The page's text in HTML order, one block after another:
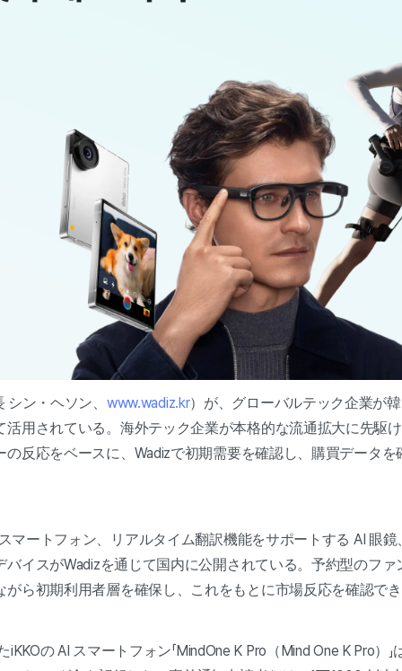
ン・ヘソン、 www.wadiz.kr）が、グローバルテック企業が
活用されている。海外テック企業が本格的な流通拡大に先駆
の反応をベースに、Wadizで初期需要を確認し、購買データ
マートフォン、リアルタイム翻訳機能をサポートする AI 眼
バイスがWadizを通じて国内に公開されている。予約型のフ
がら初期利用者層を確保し、これをもとに市場反応を確認で
の AI スマートフォン「MindOne K Pro（Mind One K Pro）